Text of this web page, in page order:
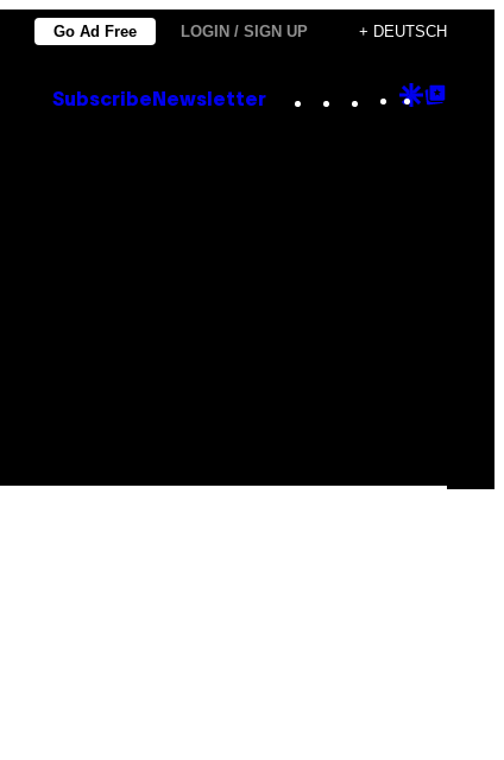
Go Ad Free LOGIN / SIGN UP + DEUTSCH
Subscribe Newsletter Instagram
TikTok
YouTube
Google